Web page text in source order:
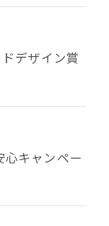
デザイン賞
心キャンペー